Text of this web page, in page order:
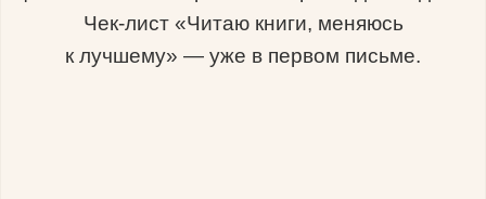
Чек-лист «Читаю книги, меняюсь
к лучшему» — уже в первом письме.